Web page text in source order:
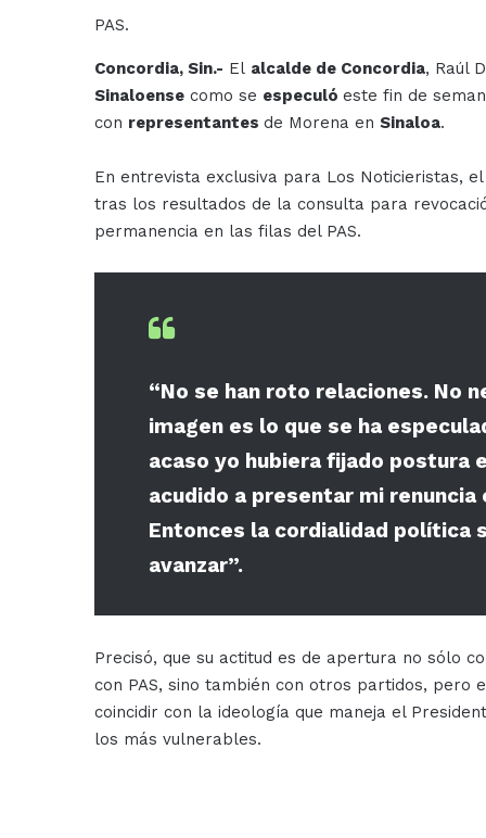
PAS.
Concordia, Sin.- El alcalde de Concordia, Raúl
Sinaloense como se especuló este fin de
con representantes de Morena en Sinaloa.
En entrevista exclusiva para Los Noticieristas,
tras los resultados de la consulta para
permanencia en las filas del PAS.
“No se han roto relaciones. No
imagen es lo que se ha
acaso yo hubiera fijado postura
acudido a presentar mi
Entonces la cordialidad política
avanzar”.
Precisó, que su actitud es de apertura no sólo
con PAS, sino también con otros partidos, pero
coincidir con la ideología que maneja el
los más vulnerables.